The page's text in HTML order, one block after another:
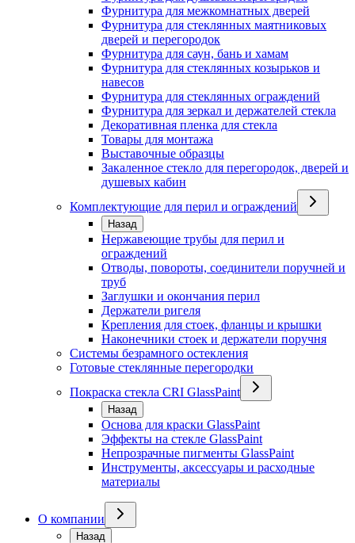
Фурнитура для межкомнатных дверей
Фурнитура для стеклянных маятниковых
дверей и перегородок
Фурнитура для саун, бань и хамам
Фурнитура для стеклянных козырьков и
навесов
Фурнитура для стеклянных ограждений
Фурнитура для зеркал и держателей стекла
Декоративная пленка для стекла
Товары для монтажа
Выставочные образцы
Закаленное стекло для перегородок, дверей и
душевых кабин
Комплектующие для перил и ограждений
Назад
Нержавеющие трубы для перил и
ограждений
Отводы, повороты, соединители поручней и
труб
Заглушки и окончания перил
Держатели ригеля
Крепления для стоек, фланцы и крышки
Наконечники стоек и держатели поручня
Системы безрамного остекления
Готовые стеклянные перегородки
Покраска стекла CRI GlassPaint
Назад
Основа для краски GlassPaint
Эффекты на стекле GlassPaint
Непрозрачные пигменты GlassPaint
Инструменты, аксессуары и расходные
материалы
О компании
Назад